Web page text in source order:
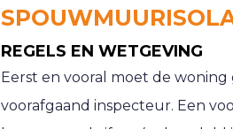
REGELS EN WETGEVING
Eerst en vooral moet de
voorafgaand inspecteur. Een